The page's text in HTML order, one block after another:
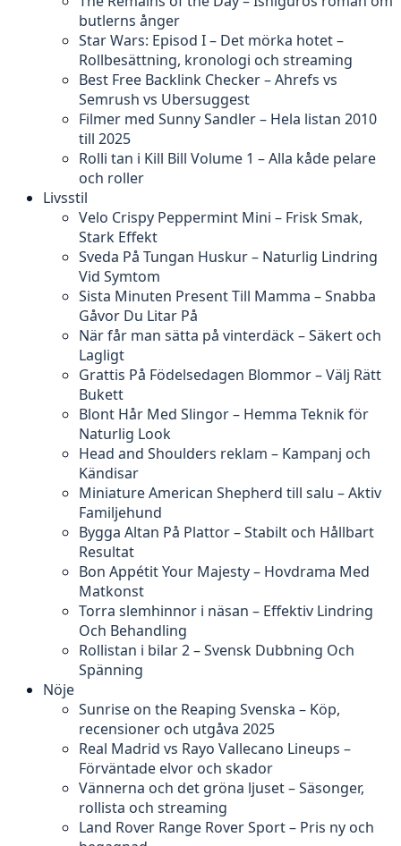
butlerns ånger
Star Wars: Episod I – Det mörka hotet –
Rollbesättning, kronologi och streaming
Best Free Backlink Checker – Ahrefs vs
Semrush vs Ubersuggest
Filmer med Sunny Sandler – Hela listan 2010
till 2025
Rolli tan i Kill Bill Volume 1 – Alla kåde pelare
och roller
Livsstil
Velo Crispy Peppermint Mini – Frisk Smak,
Stark Effekt
Sveda På Tungan Huskur – Naturlig Lindring
Vid Symtom
Sista Minuten Present Till Mamma – Snabba
Gåvor Du Litar På
När får man sätta på vinterdäck – Säkert och
Lagligt
Grattis På Födelsedagen Blommor – Välj Rätt
Bukett
Blont Hår Med Slingor – Hemma Teknik för
Naturlig Look
Head and Shoulders reklam – Kampanj och
Kändisar
Miniature American Shepherd till salu – Aktiv
Familjehund
Bygga Altan På Plattor – Stabilt och Hållbart
Resultat
Bon Appétit Your Majesty – Hovdrama Med
Matkonst
Torra slemhinnor i näsan – Effektiv Lindring
Och Behandling
Rollistan i bilar 2 – Svensk Dubbning Och
Spänning
Nöje
Sunrise on the Reaping Svenska – Köp,
recensioner och utgåva 2025
Real Madrid vs Rayo Vallecano Lineups –
Förväntade elvor och skador
Vännerna och det gröna ljuset – Säsonger,
rollista och streaming
Land Rover Range Rover Sport – Pris ny och